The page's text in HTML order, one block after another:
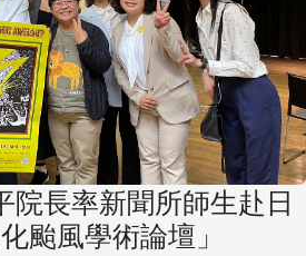
院長率新聞所師生赴日
颱風學術論壇」